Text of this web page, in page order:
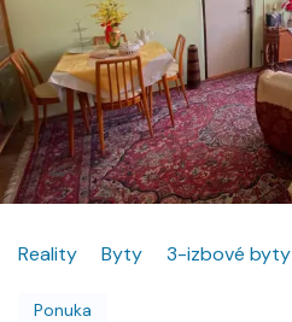
Reality Byty 3-izbové byty
Ponuka